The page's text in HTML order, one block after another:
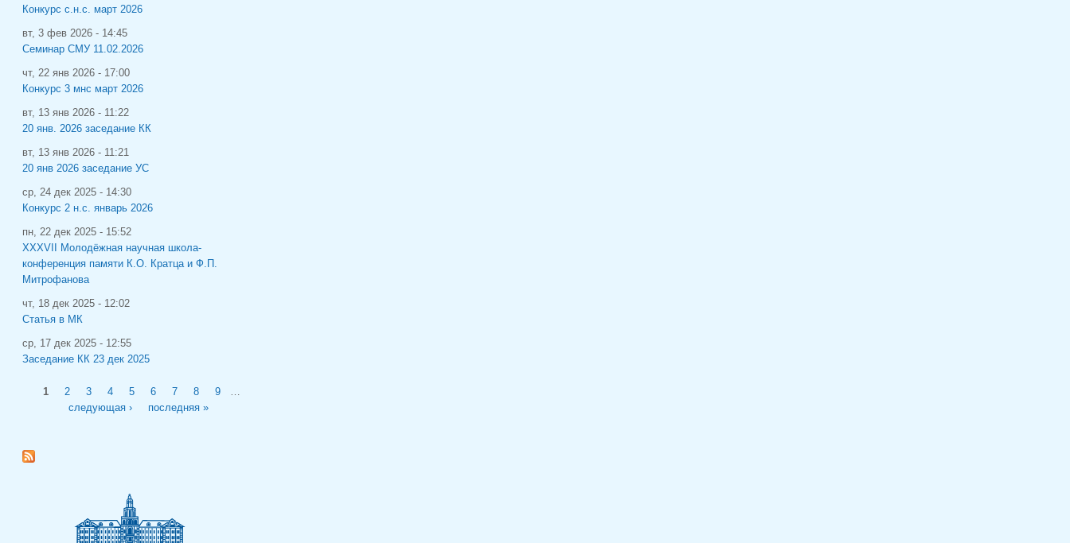
Конкурс с.н.с. март 2026
вт, 3 фев 2026 - 14:45
Семинар СМУ 11.02.2026
чт, 22 янв 2026 - 17:00
Конкурс 3 мнс март 2026
вт, 13 янв 2026 - 11:22
20 янв. 2026 заседание КК
вт, 13 янв 2026 - 11:21
20 янв 2026 заседание УС
ср, 24 дек 2025 - 14:30
Конкурс 2 н.с. январь 2026
пн, 22 дек 2025 - 15:52
XXXVII Молодёжная научная школа-
конференция памяти К.О. Кратца и Ф.П.
Митрофанова
чт, 18 дек 2025 - 12:02
Статья в МК
ср, 17 дек 2025 - 12:55
Заседание КК 23 дек 2025
Страницы
1 2 3 4 5 6 7 8 9
следующая ›
последняя »